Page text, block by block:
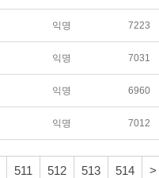
익명 7223
익명 7031
익명 6960
익명 7012
511 512 513 514 >